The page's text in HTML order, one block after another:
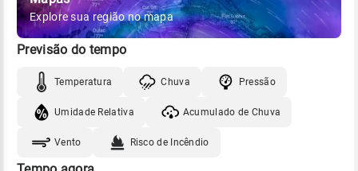
Explore sua região no mapa
Previsão do tempo
Temperatura Chuva Pressão
Umidade Relativa Acumulado de Chuva
Vento Risco de Incêndio